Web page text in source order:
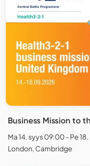
Business Mission to
Ma 14. syys 09:00 - Pe
London, Cambridge